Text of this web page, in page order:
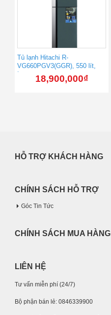
Tủ lạnh Hitachi R-
VG660PGV3(GGR), 550 lít,
Inverter18,900,000₫
HỖ TRỢ KHÁCH HÀNG
CHÍNH SÁCH HỖ TRỢ
Góc Tin Tức
CHÍNH SÁCH MUA HÀNG
LIÊN HỆ
Tư vấn miễn phí (24/7)
Bộ phận bán lẻ: 0846339900